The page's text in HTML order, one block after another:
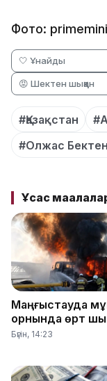
Фото:
🤍 Ұнайды
😡 Шектен шыққан
#Қазақстан
#Олжас
Ұқсас
Маңғыстауда
орнында өрт
Бүгін, 14:23